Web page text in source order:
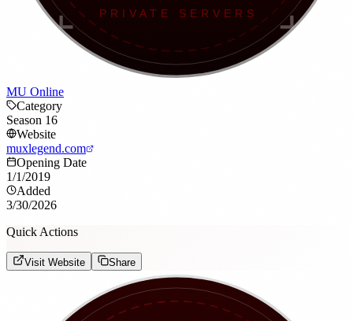
MU Online
Category
Season 16
Website
muxlegend.com
Opening Date
1/1/2019
Added
3/30/2026
Quick Actions
Visit Website Share